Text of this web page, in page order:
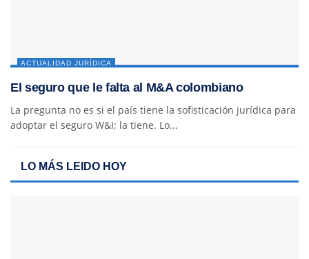
ACTUALIDAD JURÍDICA
El seguro que le falta al M&A colombiano
La pregunta no es si el país tiene la sofisticación jurídica para
adoptar el seguro W&I; la tiene. Lo...
LO MÁS LEIDO HOY